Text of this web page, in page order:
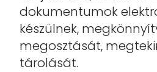
dokumentumok
készülnek,
megosztását,
tárolását.